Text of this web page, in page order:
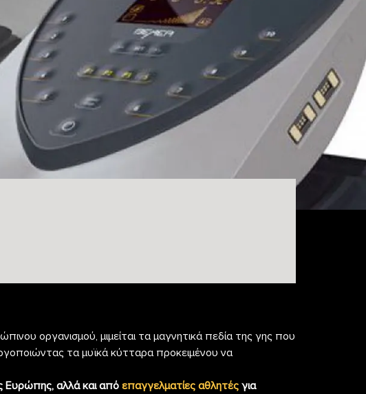
οργανισμού, μιμείται τα μαγνητικά πεδία της γης που
τα μυϊκά κύτταρα προκειμένου να
Ευρώπης, αλλά και από επαγγελματίες αθλητές για